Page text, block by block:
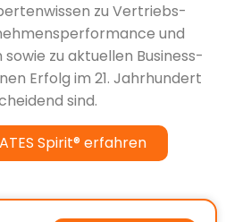
zu Vertriebs-
und
zu aktuellen Business-
Erfolg im 21. Jahrhundert
sind.
Spirit® erfahren